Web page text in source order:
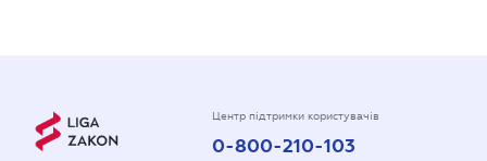
Центр підтримки користувачів
0-800-210-103